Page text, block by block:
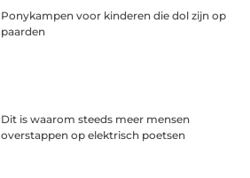
Ponykampen voor kinderen die dol zijn op
paarden
Dit is waarom steeds meer mensen
overstappen op elektrisch poetsen